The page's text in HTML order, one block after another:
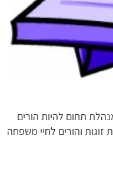
תחום להיות הורים
והורים לחיי משפחה